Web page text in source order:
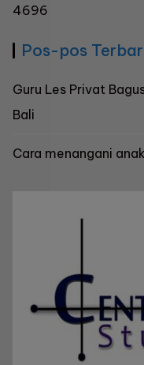
4696
Pos-pos
Guru Les Privat
Bali
Cara menangani